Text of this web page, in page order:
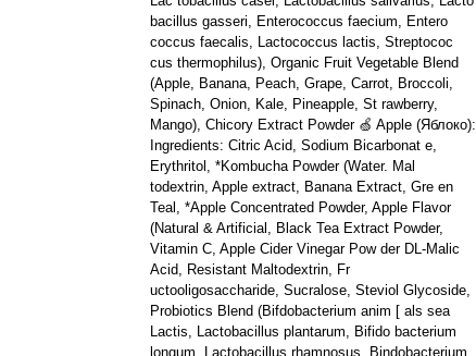
bacillus gasseri, Enterococcus faecium, Entero
coccus faecalis, Lactococcus lactis, Streptococ
cus thermophilus), Organic Fruit Vegetable Blend
(Apple, Banana, Peach, Grape, Carrot, Broccoli,
Spinach, Onion, Kale, Pineapple, St rawberry,
Mango), Chicory Extract Powder 🍏 Apple (Яблоко):
Ingredients: Citric Acid, Sodium Bicarbonat e,
Erythritol, *Kombucha Powder (Water. Mal
todextrin, Apple extract, Banana Extract, Gre en
Teal, *Apple Concentrated Powder, Apple Flavor
(Natural & Artificial, Black Tea Extract Powder,
Vitamin C, Apple Cider Vinegar Pow der DL-Malic
Acid, Resistant Maltodextrin, Fr
uctooligosaccharide, Sucralose, Steviol Glycoside,
Probiotics Blend (Bifdobacterium anim [ als sea
Lactis, Lactobacillus plantarum, Bifido bacterium
longum, Lactobacillus rhamnosus, Bindobacterium